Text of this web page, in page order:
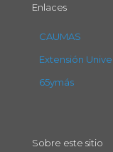
Enlaces
CAUMAS
Extensión
65ymás
Sobre este sitio